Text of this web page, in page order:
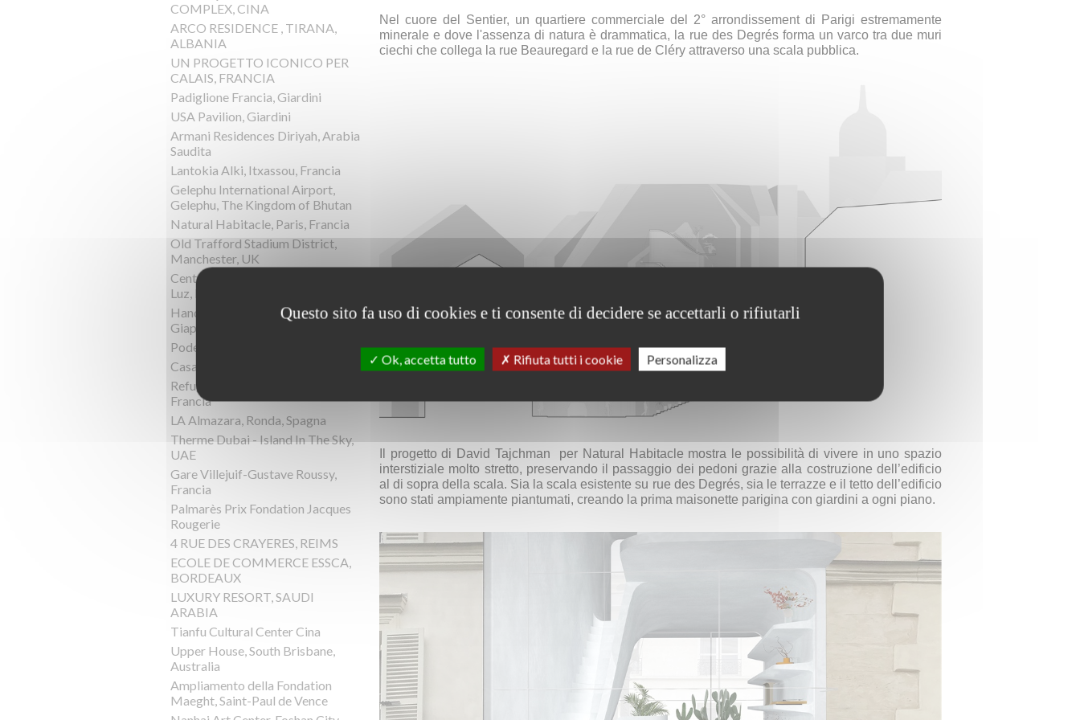
COMPLEX, CINA
ARCO RESIDENCE , TIRANA,
ALBANIA
UN PROGETTO ICONICO PER
CALAIS, FRANCIA
Padiglione Francia, Giardini
USA Pavilion, Giardini
Armani Residences Diriyah, Arabia
Saudita
Lantokia Alki, Itxassou, Francia
Gelephu International Airport,
Gelephu, The Kingdom of Bhutan
Natural Habitacle, Paris, Francia
Old Trafford Stadium District,
Manchester, UK
Centro Culturale, Saint-Jean-de-
Luz, Francia
Hand-In-Hand House, Karuizawa,
Giappone
Podere la Chiesa, Terriciola, Italia
Casa Pyr, Lago Panguipulli, Cile
Refuge de Barroude, Pyrénées,
Francia
LA Almazara, Ronda, Spagna
Therme Dubai - Island In The Sky,
UAE
Gare Villejuif-Gustave Roussy,
Francia
Palmarès Prix Fondation Jacques
Rougerie
4 RUE DES CRAYERES, REIMS
ECOLE DE COMMERCE ESSCA,
BORDEAUX
LUXURY RESORT, SAUDI
ARABIA
Tianfu Cultural Center Cina
Upper House, South Brisbane,
Australia
Ampliamento della Fondation
Maeght, Saint-Paul de Vence
Nel cuore del Sentier, un quartiere commerciale del 2° arrondissement di Parigi estremamente
minerale e dove l'assenza di natura è drammatica, la rue des Degrés forma un varco tra due muri
ciechi che collega la rue Beauregard e la rue de Cléry attraverso una scala pubblica.
Il progetto di David Tajchman
per Natural Habitacle mostra le possibilità di vivere in uno spazio
interstiziale molto stretto, preservando il passaggio dei pedoni grazie alla costruzione dell’edificio
al di sopra della scala. Sia la scala esistente su rue des Degrés, sia le terrazze e il tetto dell’edificio
sono stati ampiamente piantumati, creando la prima maisonette parigina con giardini a ogni piano.
Questo sito fa uso di cookies e ti consente di decidere se accettarli o rifiutarli
Ok, accetta tutto Rifiuta tutti i cookie Personalizza